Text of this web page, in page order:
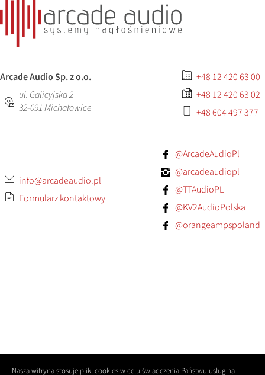
Arcade Audio Sp. z o.o.
ul. Galicyjska 2
32-091Michałowice
+48 12 420 63 00
+48 12 420 63 02
+48 604 497 377
info@arcadeaudio.pl
Formularz kontaktowy
@ArcadeAudioPl
@arcadeaudiopl
@TTAudioPL
@KV2AudioPolska
@orangeampspoland
Nasza witryna stosuje pliki cookies w celu świadczenia Państwu usług na